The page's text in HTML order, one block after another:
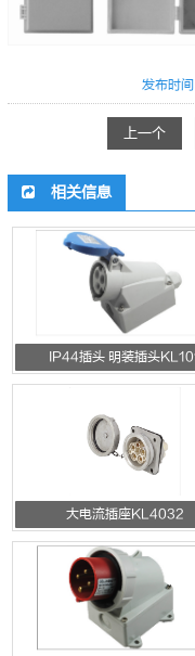
发布时
上一个
相关信息
IP44插头 明装插头
大电流插座KL4032